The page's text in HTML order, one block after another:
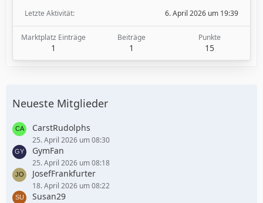
Letzte Aktivität
6. April 2026 um 19:39
Marktplatz Einträge
1
Beiträge
1
Punkte
15
Neueste Mitglieder
CarstRudolphs
25. April 2026 um 08:30
GymFan
25. April 2026 um 08:18
JosefFrankfurter
18. April 2026 um 08:22
Susan29